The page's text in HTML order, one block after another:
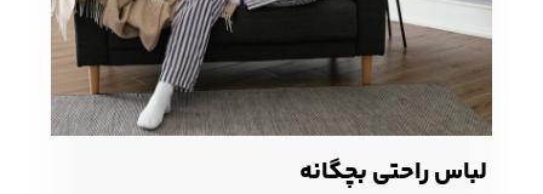
لباس راحتی بچگانه